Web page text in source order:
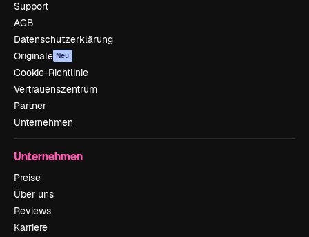
Support
AGB
Datenschutzerklärung
Originale Neu
Cookie-Richtlinie
Vertrauenszentrum
Partner
Unternehmen
Unternehmen
Preise
Über uns
Reviews
Karriere